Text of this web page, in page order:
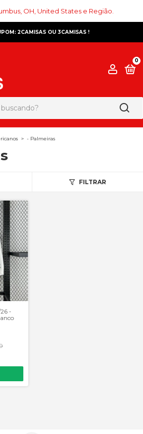
OH, United States e Região.
2CAMISAS OU 3CAMISAS !
0
> - Palmeiras
FILTRAR
-